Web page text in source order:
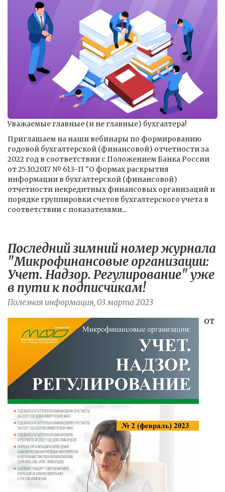
Уважаемые главные (и не главные) бухгалтера!
Приглашаем на наши вебинары по формированию
годовой бухгалтерской (финансовой) отчетности за
2022 год в соответствии с Положением Банка России
от 25.10.2017 № 613-П "О формах раскрытия
информации в бухгалтерской (финансовой)
отчетности некредитных финансовых организаций и
порядке группировки счетов бухгалтерского учета в
соответствии с показателями...
Последний зимний номер журнала
"Микрофинансовые организации:
Учет. Надзор. Регулирование" уже
в пути к подписчикам!
Полезная информация, 03 марта 2023
ОТ